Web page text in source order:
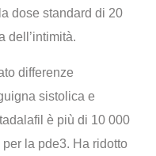
dose standard di 20
dell’intimità.
differenze
sistolica e
è più di 10 000
la pde3. Ha ridotto